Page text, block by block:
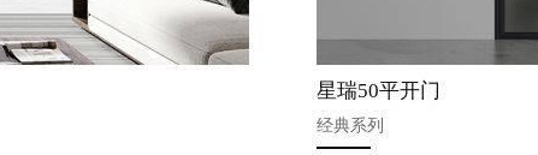
星瑞50平开门
经典系列